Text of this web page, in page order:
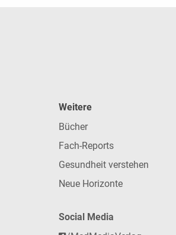
Weitere
Bücher
Fach-Reports
Gesundheit verstehen
Neue Horizonte
Social Media